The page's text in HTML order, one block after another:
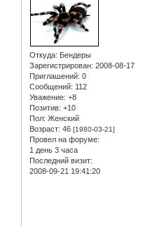
Откуда: Бендеры
Зарегистрирован: 2008-08-17
Приглашений: 0
Сообщений: 112
Уважение: +8
Позитив: +10
Пол: Женский
Возраст: 46 [1980-03-21]
Провел на форуме:
1 день 3 часа
Последний визит:
2008-09-21 19:41:20